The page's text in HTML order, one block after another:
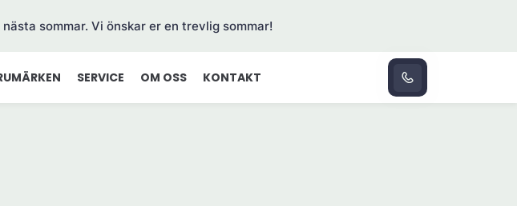
sommar. Vi önskar er en trevlig sommar!
SERVICE OM OSS KONTAKT